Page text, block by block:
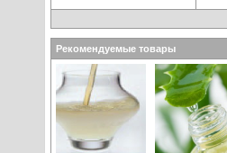
Рекомендуемые товары